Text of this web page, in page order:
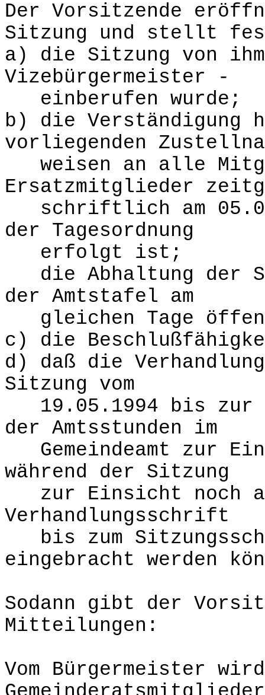
Der Vorsitzende
Sitzung und stellt
a) die Sitzung von
Vizebürgermeister -
einberufen wurde;
b) die Verständigung
vorliegenden
weisen an alle
Ersatzmitglieder
schriftlich am
der Tagesordnung
erfolgt ist;
die Abhaltung der
der Amtstafel am
gleichen Tage
c) die
d) daß die
Sitzung vom
19.05.1994 bis zur
der Amtsstunden im
Gemeindeamt zur
während der Sitzung
zur Einsicht noch
Verhandlungsschrift
bis zum
eingebracht werden
Sodann gibt der
Mitteilungen:
Vom Bürgermeister